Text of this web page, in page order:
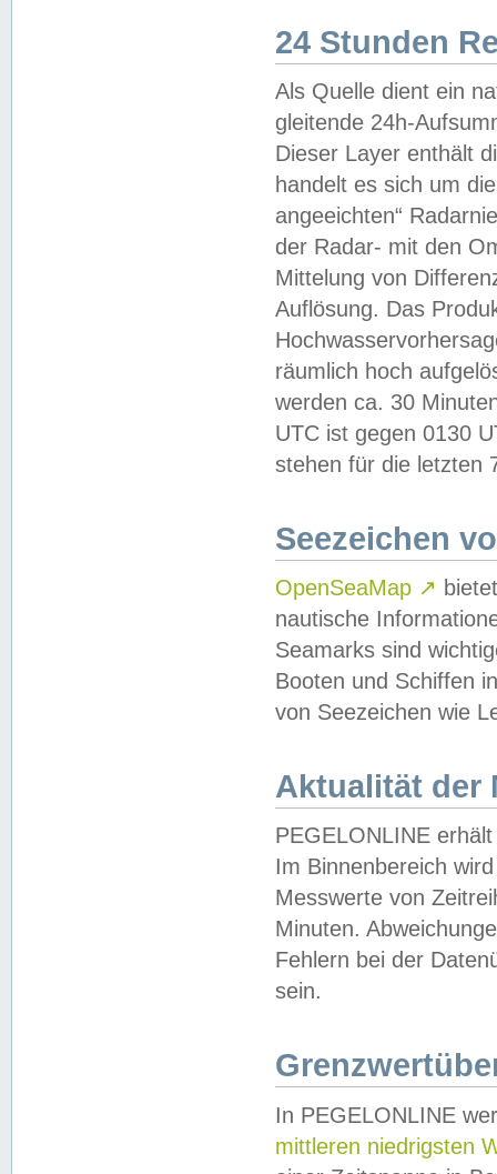
24 Stunden
Als Quelle dient ein
gleitende 24h-
Dieser Layer enthält
handelt es sich um
angeeichten“
der Radar- mit den
Mittelung von
Auflösung. Das
räumlich hoch
werden ca. 30
UTC ist gegen 0130
stehen für die letzten
Seezeichen
OpenSeaMap ↗
nautische
Seamarks sind
Booten und Schiffen
von Seezeichen wie
Aktualität der
PEGELONLINE
Im Binnenbereich
Messwerte von
Minuten.
Fehlern bei der
sein.
In PEGELONLINE
mittleren niedrigsten